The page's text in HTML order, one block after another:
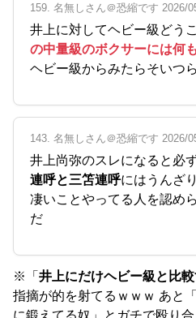
159. 名無しさん＠恐縮です 2026/
井上に対してヘビー級どう
の中量級のボクサーには何
ヘビー級からみたらそいつ
143. 名無しさん＠恐縮です 2026/
井上尚弥のスレになると必
連呼と三笘連呼にはうんざ
凄いことやってる人を認め
だ
※「 井上にだけヘビー級と比
指摘が的を射てるｗｗｗ あと
に鍛えてる奴」とガチで殴り